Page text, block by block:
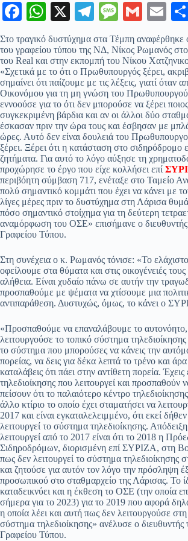
Fa
bo
ok
W
ha
ts
A
pp
X
Te
le
gr
a
m
M
es
sa
ge
G
ail
E
m
ail
Στο τραγικό δυστύχημα στα Τέμπη αναφέρθηκε
του γραφείου τύπου της ΝΔ, Νίκος Ρωμανός
του Real και στην εκπομπή του Νίκου
«Σχετικά με το ότι ο Πρωθυπουργός ξέρει,
σημαίνει ότι παίζουμε με τις λέξεις, γιατί όταν
Οικονόμου για τη μη γνώση του
εννοούσε για το ότι δεν μπορούσε να ξέρει
συγκεκριμένη βάρδια και αν οι άλλοι δύο
έσκασαν πριν την ώρα τους και έσβησαν με
ώρες. Αυτό δεν είναι δουλειά του
ξέρει. Ξέρει ότι η κατάσταση στο σιδηρόδρομο
ζητήματα. Για αυτό το λόγο αύξησε τη
προχώρησε το έργο που είχε κολλήσει επί
περιβόητη σύμβαση 717, ενέταξε στο Ταμείο
πολύ σημαντικό κομμάτι που έχει να κάνει με
λίγες μέρες πριν το δυστύχημα στη Λάρισα
πόσο σημαντικό στοίχημα για τη δεύτερη
αναμόρφωση του ΟΣΕ» επισήμανε ο
Γραφείου Τύπου.
Στη συνέχεια ο κ. Ρωμανός τόνισε: «Το
οφείλουμε στα θύματα και στις οικογένειές τους
αλήθεια. Είναι χυδαίο πάνω σε αυτήν την
προσπαθούμε με ψέματα να χτίσουμε μια
αντιπαράθεση. Δυστυχώς, όμως, το κάνει ο
«Προσπαθούμε να επαναλάβουμε το αυτονόητο,
λειτουργούσε το τοπικό σύστημα
το σύστημα που μπορούσες να κάνεις την
πορείας, να δεις για δέκα λεπτά το τρένο και
καταλάβεις ότι πάει στην αντίθετη πορεία.
τηλεδιοίκησης που λειτουργεί και προσπαθούν
πείσουν ότι το παλαιότερο κέντρο
άλλο κτίριο το οποίο έχει σταματήσει να
2017 και είναι εγκαταλελειμμένο, ότι εκεί
λειτουργεί το σύστημα τηλεδιοίκησης.
λειτουργεί από το 2017 είναι ότι το 2018 η
Σιδηροδρόμων, διορισμένη επί ΣΥΡΙΖΑ, στη
πως δεν λειτουργεί το σύστημα τηλεδιοίκησης
και ζητούσε για αυτόν τον λόγο την πρόσληψη
προσωπικού στο σταθμαρχείο της Λάρισας. Το
καταδεικνύει και η έκθεση το ΟΣΕ (την οποία
σήμερα για το 2023) για το 2019 που αφορά
η οποία λέει και αυτή πως δεν λειτουργούσε
σύστημα τηλεδιοίκησης» ανέλυσε ο διευθυντής
Γραφείου Τύπου.